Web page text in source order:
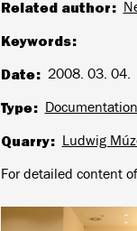
Related author
Keywords
Date
2008. 03. 04.
Type Documentation
Quarry
Ludwig
For detailed content